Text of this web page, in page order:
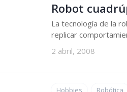
Robot
La tecnología de la
replicar
2 abril, 2008